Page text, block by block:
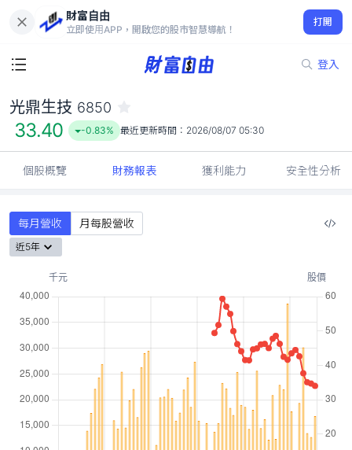
財富自由
立即使用APP，開啟您的股市智慧導航！
打開
登入
33.40
-0.83%
光鼎生技 6850
33.40 -0.83% 最近更新時間： 2026/08/07 05:30
個股概覽 財務報表 獲利能力 安全性分析
每月營收 月每股營收
近5年